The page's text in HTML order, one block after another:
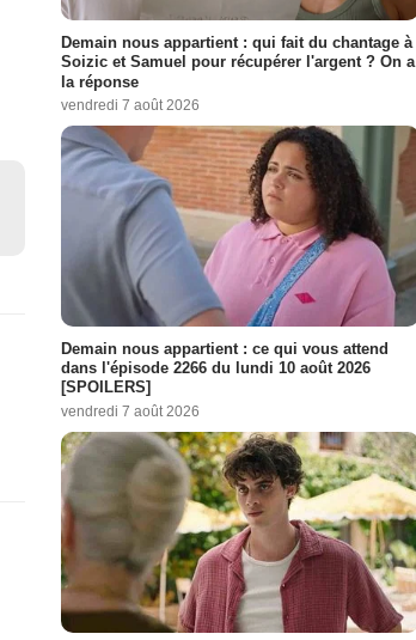
Demain nous appartient : qui fait du chantage à
Soizic et Samuel pour récupérer l'argent ? On a
la réponse
vendredi 7 août 2026
Demain nous appartient : ce qui vous attend
dans l'épisode 2266 du lundi 10 août 2026
[SPOILERS]
vendredi 7 août 2026